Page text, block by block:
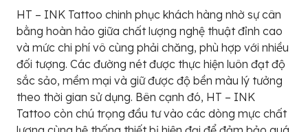
HT – INK Tattoo chinh phục khách hàng nhờ sự cân
bằng hoàn hảo giữa chất lượng nghệ thuật đỉnh cao
và mức chi phí vô cùng phải chăng, phù hợp với nhiều
đối tượng. Các đường nét được thực hiện luôn đạt độ
sắc sảo, mềm mại và giữ được độ bền màu lý tưởng
theo thời gian sử dụng. Bên cạnh đó, HT – INK
Tattoo còn chú trọng đầu tư vào các dòng mực chất